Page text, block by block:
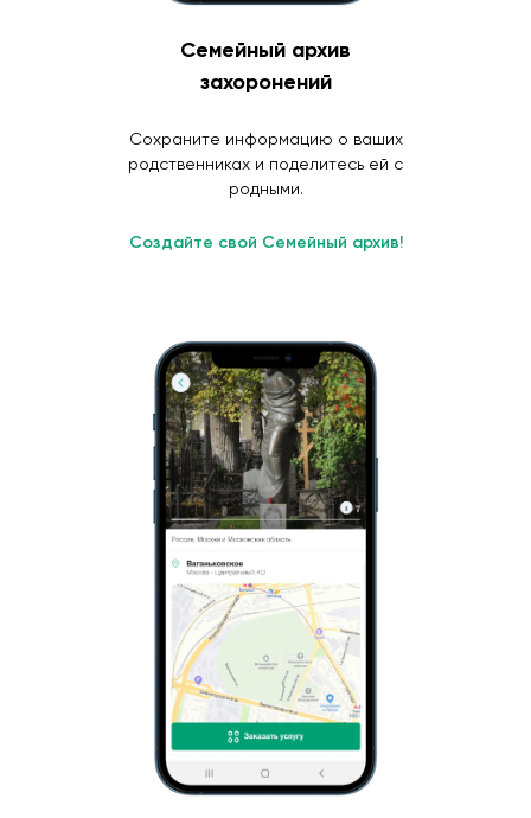
Семейный архив
захоронений
Сохраните информацию о ваших
родственниках и поделитесь ей с
родными.
Создайте свой Семейный архив!